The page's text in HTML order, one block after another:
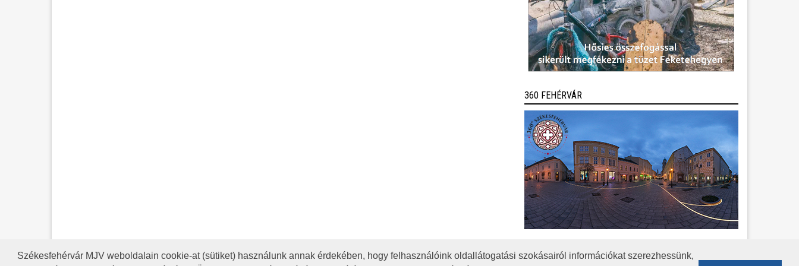
Székesfehérvár MJV weboldalain cookie-at (sütiket) használunk annak érdekében, hogy felhasználóink oldallátogatási szokásairól információkat szerezhessünk,
360 FEHÉRVÁR
RSS A HONLAP 2017.03.31-I ÁLLAPOTA JOGI NYILATKOZAT IMPRESSZUM MÉDIAAJÁNLAT KÖZÉRDEKŰ ADATOK ADATVÉDELEM